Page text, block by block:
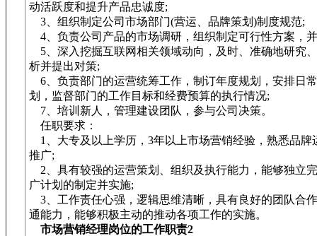
动活跃度和提升产品忠诚度;
3、组织制定公司市场部门(营运、品牌策划)制度规范;
4、负责公司产品的市场调研，组织制定可行性方案，
5、深入挖掘互联网相关领域动向，及时、准确地研究
析并提出对策;
6、负责部门的运营统筹工作，制订年度规划，安排日
划，监督部门的工作目标和经费预算的执行情况;
7、培训新人，管理建设团队，参与公司决策。
任职要求：
1、大专及以上学历，3年以上市场营销经验，熟悉品牌
推广;
2、具有较强的运营策划、组织及执行能力，能够独立
广计划的制定并实施;
3、工作责任心强，逻辑思维清晰，具有良好的团队合
通能力，能够积极主动的推动各项工作的实施。
市场营销经理岗位的工作职责2